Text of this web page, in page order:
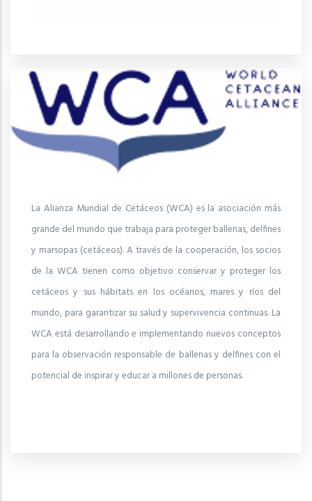
La Alianza Mundial de Cetáceos (WCA) es la asociación más
grande del mundo que trabaja para proteger ballenas, delfines
y marsopas (cetáceos). A través de la cooperación, los socios
de la WCA tienen como objetivo conservar y proteger los
cetáceos y sus hábitats en los océanos, mares y ríos del
mundo, para garantizar su salud y supervivencia continuas. La
WCA está desarrollando e implementando nuevos conceptos
para la observación responsable de ballenas y delfines con el
potencial de inspirar y educar a millones de personas.